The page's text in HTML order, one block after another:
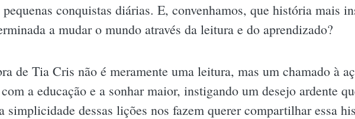
conquistas diárias. E, convenhamos, que história mais
a mudar o mundo através da leitura e do aprendizado?
de Tia Cris não é meramente uma leitura, mas um chamado à
a educação e a sonhar maior, instigando um desejo ardente
simplicidade dessas lições nos fazem querer compartilhar essa